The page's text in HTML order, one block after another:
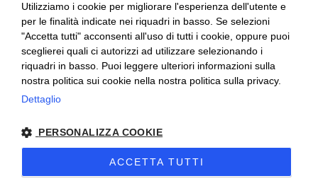
Home
Chi siamo
Condizioni di vendita
Diritto di recesso
Modalità pagamento
Spedizioni e consegne
Supporto e assistenza
Imballi antirottura
Contatti
Utilizziamo i cookie per migliorare l'esperienza dell'utente e
per le finalità indicate nei riquadri in basso. Se selezioni
"Accetta tutti" acconsenti all'uso di tutti i cookie, oppure puoi
sceglierei quali ci autorizzi ad utilizzare selezionando i
riquadri in basso. Puoi leggere ulteriori informazioni sulla
nostra politica sui cookie nella nostra politica sulla privacy.
Dettaglio
PERSONALIZZA COOKIE
ACCETTA TUTTI